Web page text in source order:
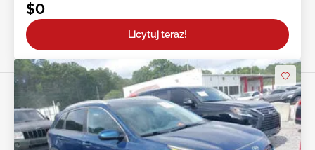
$0
Licytuj teraz!